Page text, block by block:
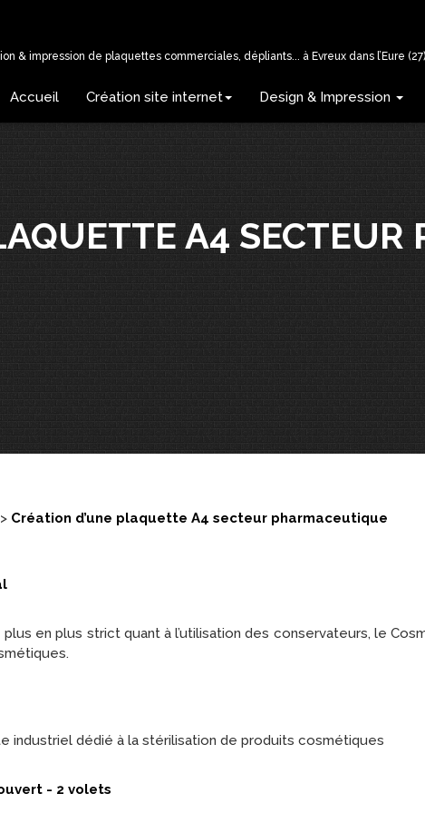
& impression de plaquettes commerciales, dépliants... à Evreux dans l’Eure (27)
Accueil Création site internet Design & Impression
A4
Création d’une plaquette A4 secteur pharmaceutique
en plus strict quant à l’utilisation des conservateurs, le
industriel dédié à la stérilisation de produits cosmétiques
- 2 volets